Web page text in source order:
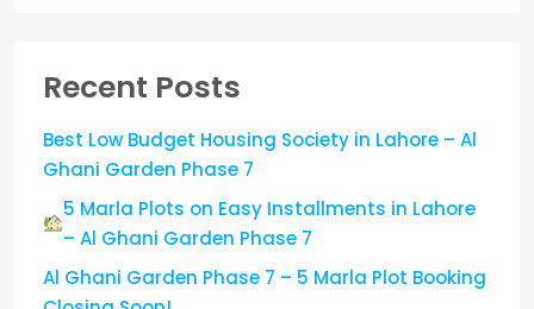
Recent Posts
Best Low Budget Housing Society in Lahore – Al
Ghani Garden Phase 7
5 Marla Plots on Easy Installments in Lahore
– Al Ghani Garden Phase 7
Al Ghani Garden Phase 7 – 5 Marla Plot Booking